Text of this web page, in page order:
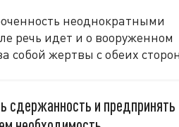
неоднократными
речь идет и о вооруженном
собой жертвы с обеих
сдержанность и предпринять